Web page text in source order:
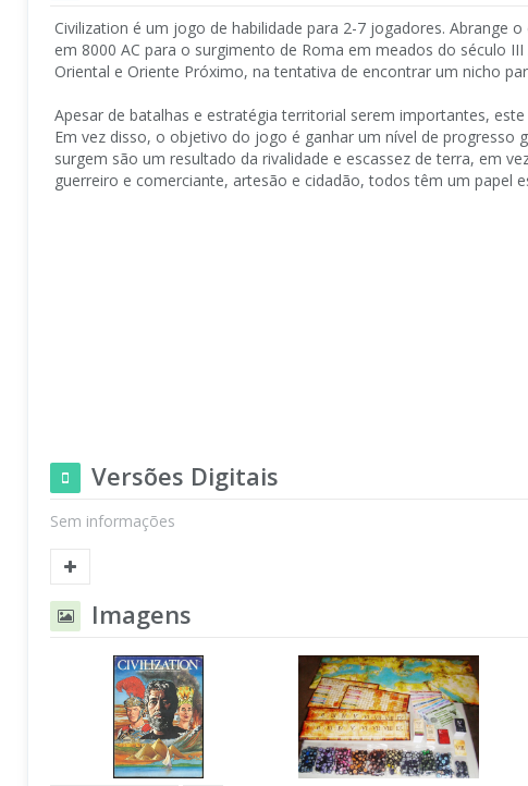
Civilization é um jogo de habilidade para 2-7 jogadores. Abrange
em 8000 AC para o surgimento de Roma em meados do século
Oriental e Oriente Próximo, na tentativa de encontrar um nicho
Apesar de batalhas e estratégia territorial serem importantes,
Em vez disso, o objetivo do jogo é ganhar um nível de
surgem são um resultado da rivalidade e escassez de terra, em
guerreiro e comerciante, artesão e cidadão, todos têm um papel
Versões Digitais
Sem informações
Imagens